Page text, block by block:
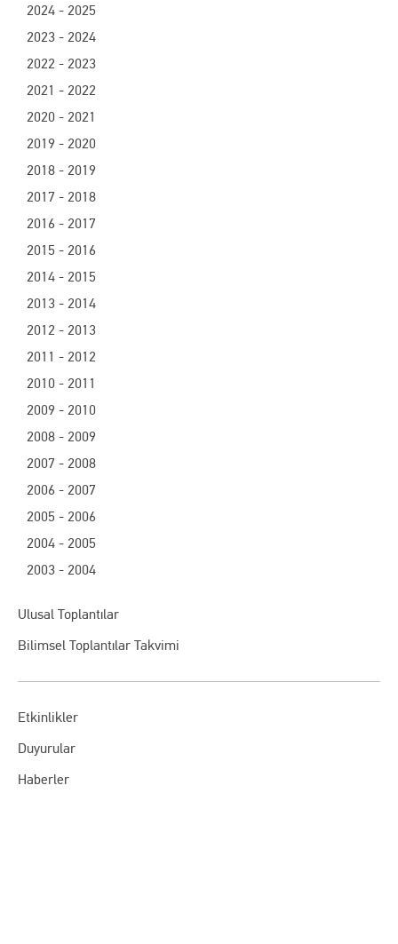
2024 - 2025
2023 - 2024
2022 - 2023
2021 - 2022
2020 - 2021
2019 - 2020
2018 - 2019
2017 - 2018
2016 - 2017
2015 - 2016
2014 - 2015
2013 - 2014
2012 - 2013
2011 - 2012
2010 - 2011
2009 - 2010
2008 - 2009
2007 - 2008
2006 - 2007
2005 - 2006
2004 - 2005
2003 - 2004
Ulusal Toplantılar
Bilimsel Toplantılar Takvimi
Etkinlikler
Duyurular
Haberler